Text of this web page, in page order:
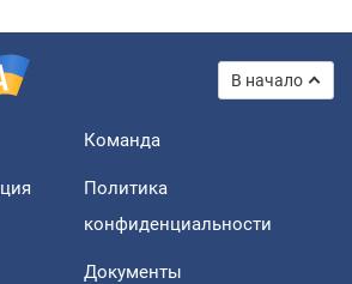
В начало
Команда
Политика
конфиденциальности
Документы